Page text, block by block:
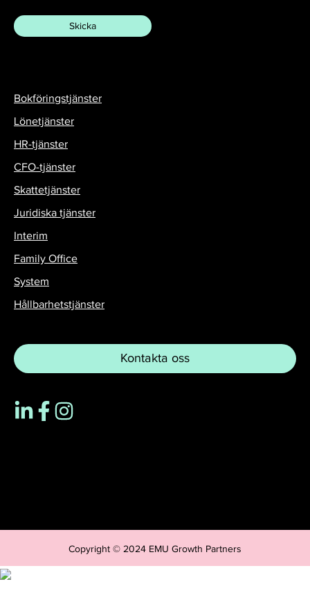
Bokföringstjänster
Lönetjänster
HR-tjänster
CFO-tjänster
Skattetjänster
Juridiska tjänster
Interim
Family Office
System
Hållbarhetstjänster
Kontakta oss
Copyright © 2024 EMU Growth Partners